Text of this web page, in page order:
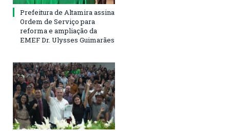
Prefeitura de Altamira assina
Ordem de Serviço para
reforma e ampliação da
EMEF Dr. Ulysses Guimarães